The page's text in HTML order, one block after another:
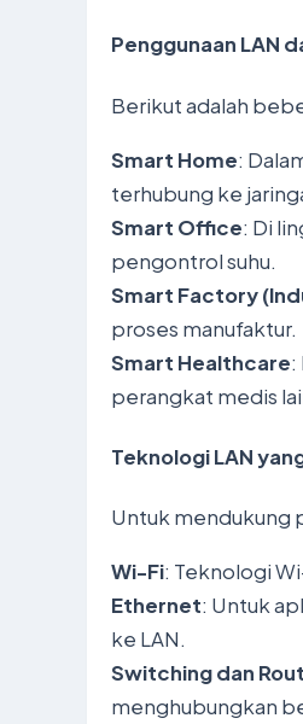
Penggunaan LAN
Berikut adalah
Smart Home:
terhubung ke
Smart Office: Di
pengontrol suhu.
Smart Factory
proses manufaktur.
Smart Healthcare:
perangkat medis
Teknologi LAN
Untuk mendukung
Wi-Fi: Teknologi
Ethernet: Untuk
ke LAN.
Switching dan
menghubungkan